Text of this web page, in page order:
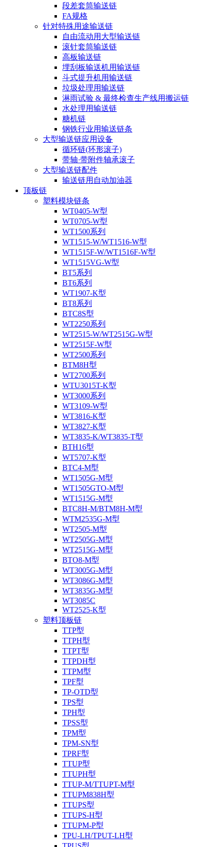
段差套筒输送链
FA规格
针对特殊用途输送链
自由流动用大型输送链
滚针套筒输送链
高板输送链
埋刮板输送机用输送链
斗式提升机用输送链
垃圾处理用输送链
淋雨试验 & 最终检查生产线用搬运链
水处理用输送链
糖机链
钢铁行业用输送链条
大型输送链应用设备
循环链(环形滚子)
带轴·带附件轴承滚子
大型输送链配件
输送链用自动加油器
顶板链
塑料模块链条
WT0405-W型
WT0705-W型
WT1500系列
WT1515-W/WT1516-W型
WT1515F-W/WT1516F-W型
WT1515VG-W型
BT5系列
BT6系列
WT1907-K型
BT8系列
BTC8S型
WT2250系列
WT2515-W/WT2515G-W型
WT2515F-W型
WT2500系列
BTM8H型
WT2700系列
WTU3015T-K型
WT3000系列
WT3109-W型
WT3816-K型
WT3827-K型
WT3835-K/WT3835-T型
BTH16型
WT5707-K型
BTC4-M型
WT1505G-M型
WT1505GTO-M型
WT1515G-M型
BTC8H-M/BTM8H-M型
WTM2535G-M型
WT2505-M型
WT2505G-M型
WT2515G-M型
BTO8-M型
WT3005G-M型
WT3086G-M型
WT3835G-M型
WT3085C
WT2525-K型
塑料顶板链
TTP型
TTPH型
TTPT型
TTPDH型
TTPM型
TPF型
TP-OTD型
TPS型
TPH型
TPSS型
TPM型
TPM-SN型
TPRF型
TTUP型
TTUPH型
TTUP-M/TTUPT-M型
TTUPM838H型
TTUPS型
TTUPS-H型
TTUPM-P型
TPU-LH/TPUT-LH型